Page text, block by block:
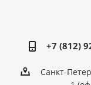
+7 (812)
Санкт-